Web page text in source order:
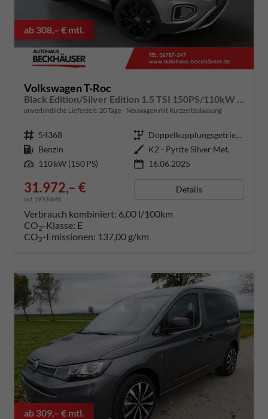
ab 308,– € mtl.
Volkswagen T-Roc
Black Edition/Silver Edition 1.5 TSI 150PS/110kW DSG 2025 +Black Paket+19"ALU+MATRIX+PANO
unverbindliche Lieferzeit: 20 Tage Neuwagen mit Kurzzeitzulassung
Fahrzeugnummer 54368 Getriebe
Doppelkupplungsgetriebe (DSG)
Kraftstoff Benzin Außenfarbe K2 - Pyrite Silver Met.
Leistung 110 kW (150 PS) 16.06.2025
31.972,– €
incl. 19% MwSt.
Details
Verbrauch kombiniert: 6,00 l/100km
CO2-Klasse: E
CO2-Emissionen: 137,00 g/km
ab 309,– € mtl.